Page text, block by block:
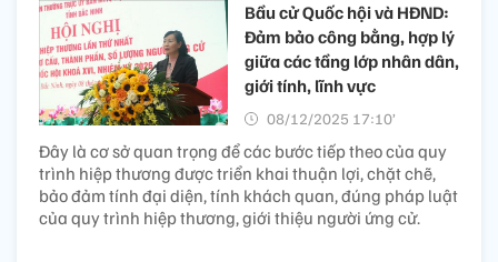
Bầu cử Quốc hội và HĐND:
Đảm bảo công bằng, hợp lý
giữa các tầng lớp nhân dân,
giới tính, lĩnh vực
08/12/2025 17:10’
Đây là cơ sở quan trọng để các bước tiếp theo của quy
trình hiệp thương được triển khai thuận lợi, chặt chẽ,
bảo đảm tính đại diện, tính khách quan, đúng pháp luật
của quy trình hiệp thương, giới thiệu người ứng cử.